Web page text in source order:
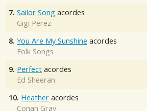
7. Sailor Song acordes
Gigi Perez
8. You Are My Sunshine acordes
Folk Songs
9. Perfect acordes
Ed Sheeran
10. Heather acordes
Conan Gray